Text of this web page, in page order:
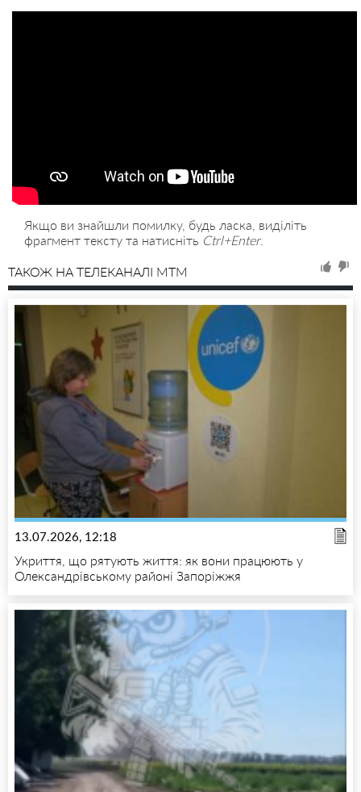
Якщо ви знайшли помилку, будь ласка, виділіть
фрагмент тексту та натисніть Ctrl+Enter.
ТАКОЖ НА ТЕЛЕКАНАЛІ MTM
13.07.2026, 12:18
Укриття, що рятують життя: як вони працюють у
Олександрівському районі Запоріжжя